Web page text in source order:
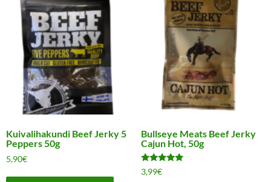
Kuivalihakundi Beef Jerky 5
Peppers 50g
5,90€
Bullseye Meats Beef Jerky
Cajun Hot, 50g
Arvostelu
tuotteesta:
3,99€